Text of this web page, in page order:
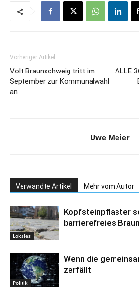
Vorheriger Artikel
Volt Braunschweig tritt im
September zur Kommunalwahl
an
ALLE
Uwe Meier
Verwandte Artikel Mehr vom Autor
Lokales
Kopfsteinpflaster
barrierefreies
Politik
Wenn die
zerfällt